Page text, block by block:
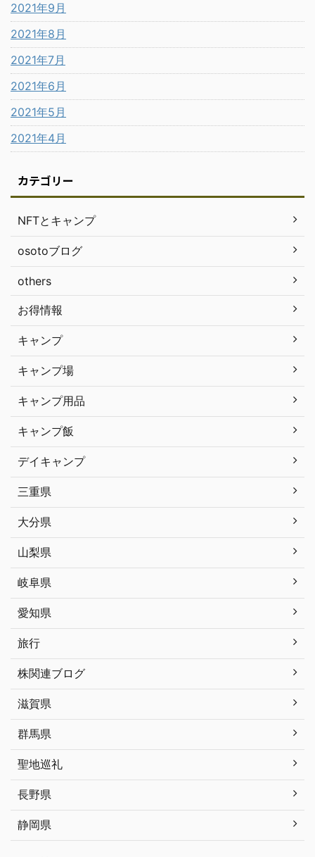
2021年9月
2021年8月
2021年7月
2021年6月
2021年5月
2021年4月
カテゴリー
NFTとキャンプ
osotoブログ
others
お得情報
キャンプ
キャンプ場
キャンプ用品
キャンプ飯
デイキャンプ
三重県
大分県
山梨県
岐阜県
愛知県
旅行
株関連ブログ
滋賀県
群馬県
聖地巡礼
長野県
静岡県